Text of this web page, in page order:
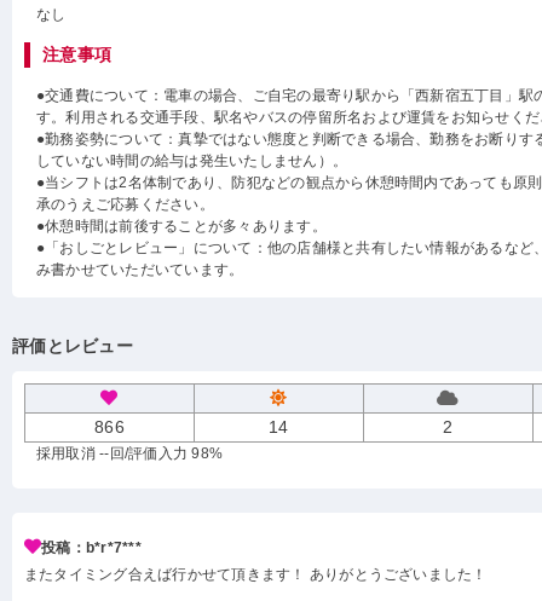
なし
注意事項
●交通費について：電車の場合、ご自宅の最寄り駅から「西新宿五丁目」駅
す。利用される交通手段、駅名やバスの停留所名および運賃をお知らせく
●勤務姿勢について：真摯ではない態度と判断できる場合、勤務をお断りす
していない時間の給与は発生いたしません）。
●当シフトは2名体制であり、防犯などの観点から休憩時間内であっても原
承のうえご応募ください。
●休憩時間は前後することが多々あります。
●「おしごとレビュー」について：他の店舗様と共有したい情報があるなど
み書かせていただいています。
評価とレビュー
866 14 2
採用取消 --回/評価入力 98%
投稿：b*r*7***
またタイミング合えば行かせて頂きます！ ありがとうございました！